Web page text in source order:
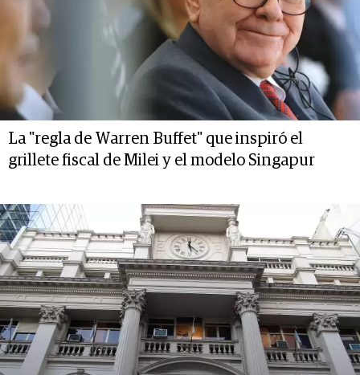
La "regla de Warren Buffet" que inspiró el
grillete fiscal de Milei y el modelo Singapur